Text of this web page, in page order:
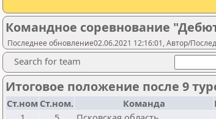
Командное соревнование
Последнее обновление02.06.2021 12:16:01, Автор/
Search for team
Итоговое положение после 9
Ст.ном Ст.ном. Команда